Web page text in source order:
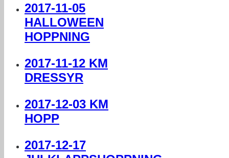
2017-11-05
HALLOWEEN
HOPPNING
2017-11-12 KM
DRESSYR
2017-12-03 KM
HOPP
2017-12-17